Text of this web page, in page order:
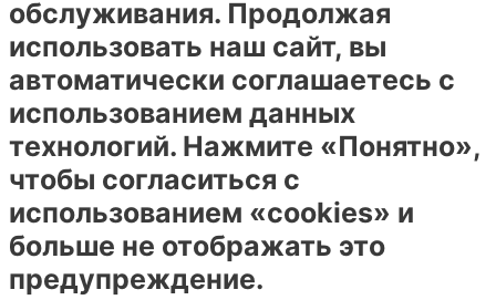
обслуживания. Продолжая
использовать наш сайт, вы
автоматически соглашаетесь с
использованием данных
технологий. Нажмите «Понятно»,
чтобы согласиться с
использованием «cookies» и
больше не отображать это
предупреждение.